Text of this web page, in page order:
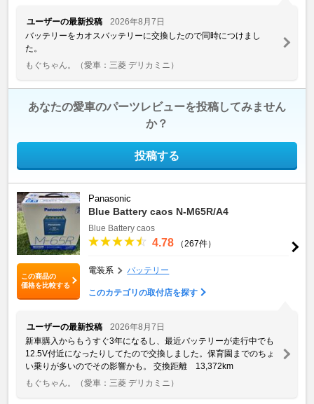
ユーザーの最新投稿
2026年8月7日
バッテリーをカオスバッテリーに交換したので同時につけまし
た。
もぐちゃん。
（愛車：三菱 デリカミニ）
あなたの愛車のパーツレビューを投稿してみません
か？
投稿する
この商品の
価格を比較する
Panasonic
Blue Battery caos N-M65R/A4
Blue Battery caos
4.78 （267件）
電装系 バッテリー
このカテゴリの取付店を探す
ユーザーの最新投稿
2026年8月7日
新車購入からもうすぐ3年になるし、最近バッテリーが走行中でも
12.5V付近になったりしてたので交換しました。保育園までのちょ
い乗りが多いのでその影響かも。 交換距離 13,372km
もぐちゃん。
（愛車：三菱 デリカミニ）